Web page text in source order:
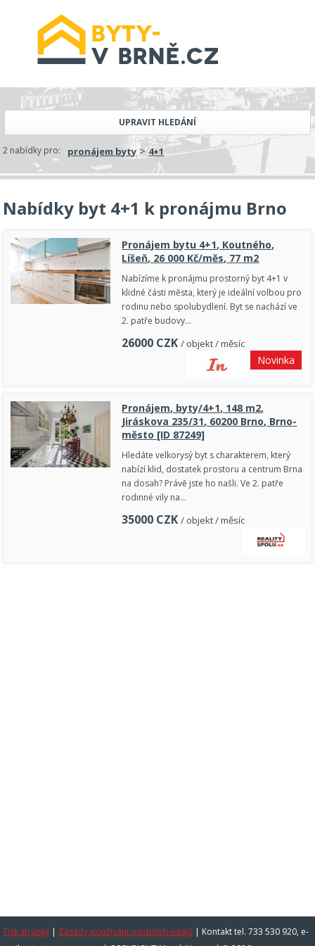
UPRAVIT HLEDÁNÍ
2 nabídky pro: pronájem byty >4+1
Nabídky byt 4+1 k pronájmu Brno
Pronájem bytu 4+1, Koutného,
Líšeň, 26 000 Kč/měs, 77 m2
Nabízíme k pronájmu prostorný byt 4+1 v
klidné části města, který je ideální volbou pro
rodinu nebo spolubydlení. Byt se nachází ve
2. patře budovy…
26000 CZK / objekt / měsíc
Novinka
Pronájem, byty/4+1, 148 m2,
Jiráskova 235/31, 60200 Brno, Brno-
město [ID 87249]
Hledáte velkorysý byt s charakterem, který
nabízí klid, dostatek prostoru a centrum Brna
na dosah? Právě jste ho našli. Ve 2. patře
rodinné vily na…
35000 CZK / objekt / měsíc
Tisk stránky | Zásady používání osobních údajů | Kontakt tel. 733 530 920, e-